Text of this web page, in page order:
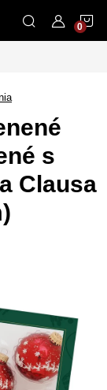
s
Clausa